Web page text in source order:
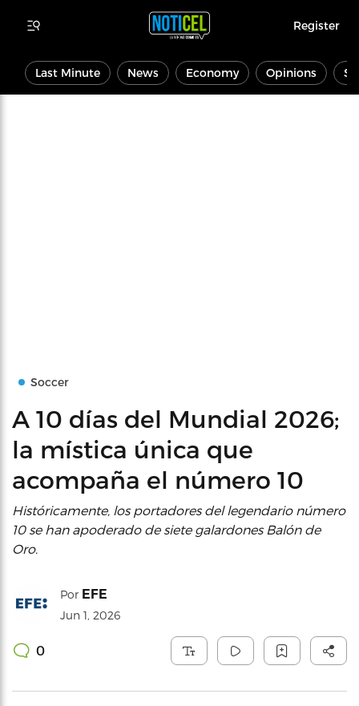
Register
Last Minute News Economy Opinions
Soccer
A 10 días del Mundial 2026;
la mística única que
acompaña el número 10
Históricamente, los portadores del legendario número
10 se han apoderado de siete galardones Balón de
Oro.
Por EFE
Jun 1, 2026
0